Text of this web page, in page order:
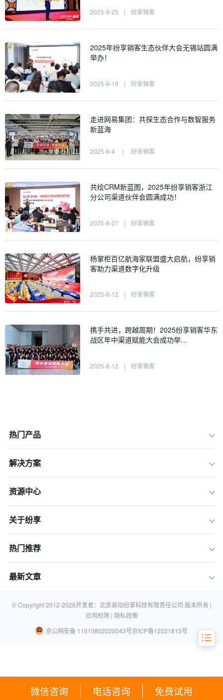
微信咨询 电话咨询 免费试用
新实力
2025-9-25 | 纷享销客
2025年纷享销客生态伙伴大会无锡站圆满
举办！
2025-9-19 | 纷享销客
走进网易集团：共探生态合作与数智服务
新蓝海
2025-9-4 | 纷享销客
共绘CRM新蓝图，2025年纷享销客浙江
分公司渠道伙伴会圆满成功！
2025-8-27 | 纷享销客
杨掌柜百亿航海家联盟盛大启航，纷享销
客助力渠道数字化升级
2025-8-12 | 纷享销客
携手共进，跨越周期！2025纷享销客华东
战区年中渠道赋能大会成功举…
2025-8-12 | 纷享销客
热门产品
解决方案
资源中心
关于纷享
热门推荐
最新文章
© Copyright 2012-2026开发者：北京易动纷享科技有限责任公司 版本所有 |
应用权限 | 隐私政策
京公网安备 11010802020043号京ICP备12021815号